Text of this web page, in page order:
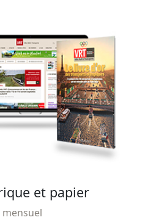
et papier